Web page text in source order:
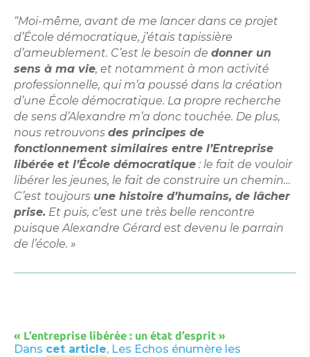
“Moi-même, avant de me lancer dans ce projet
d’École démocratique, j’étais tapissière
d’ameublement. C’est le besoin de donner un
sens à ma vie, et notamment à mon activité
professionnelle, qui m’a poussé dans la création
d’une École démocratique. La propre recherche
de sens d’Alexandre m’a donc touchée. De plus,
nous retrouvons des principes de
fonctionnement similaires entre l’Entreprise
libérée et l’École démocratique : le fait de vouloir
libérer les jeunes, le fait de construire un chemin…
C’est toujours une histoire d’humains, de lâcher
prise. Et puis, c’est une très belle rencontre
puisque Alexandre Gérard est devenu le parrain
de l’école. »
« L’entreprise libérée : un état d’esprit »
Dans cet article, Les Echos énumère les